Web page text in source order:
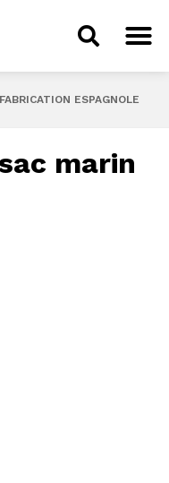
FABRICATION ESPAGNOLE
marin